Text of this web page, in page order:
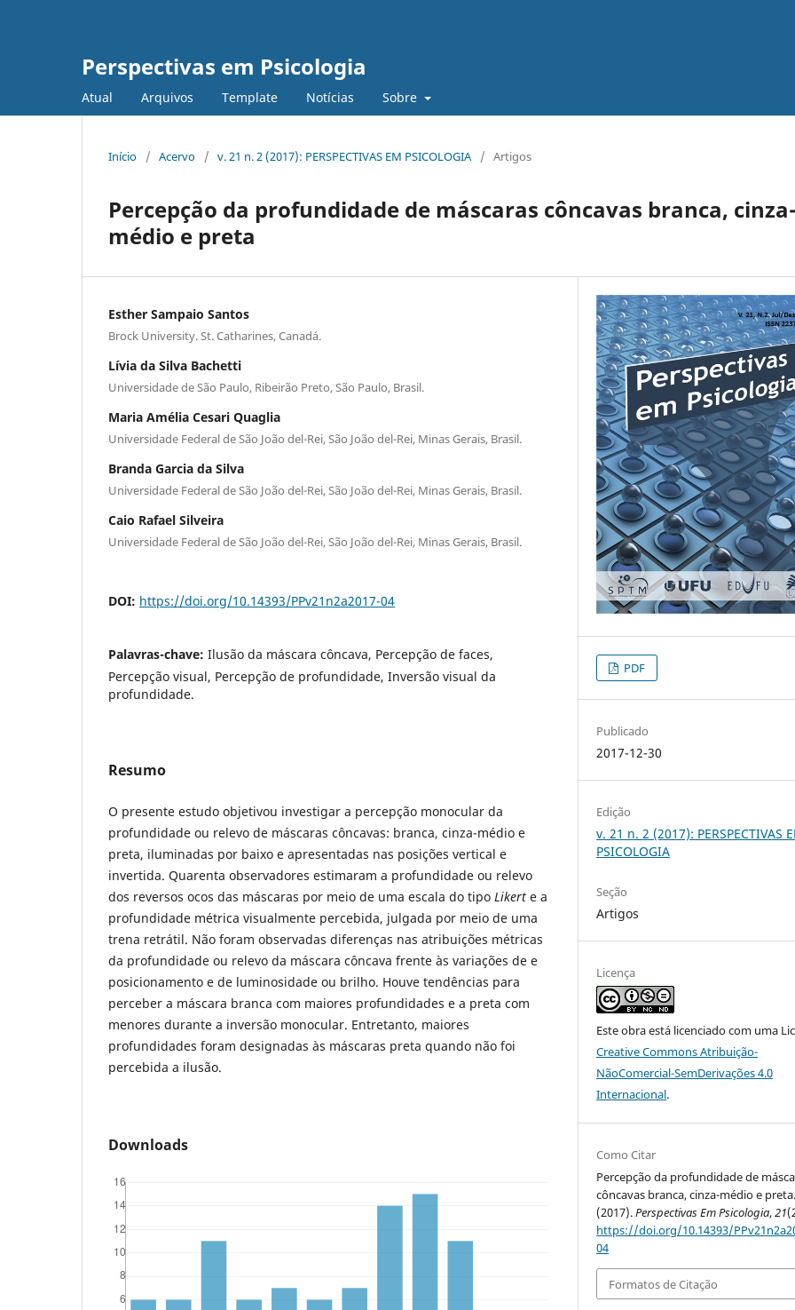
Perspectivas em Psicologia
Atual Arquivos Template Notícias Sobre
Início / Acervo / v. 21 n. 2 (2017): PERSPECTIVAS EM PSICOLOGIA / Artigos
Percepção da profundidade de máscaras côncavas branca, cinza-
médio e preta
Esther Sampaio Santos
Brock University. St. Catharines, Canadá.
Lívia da Silva Bachetti
Universidade de São Paulo, Ribeirão Preto, São Paulo, Brasil.
Maria Amélia Cesari Quaglia
Universidade Federal de São João del-Rei, São João del-Rei, Minas Gerais, Brasil.
Branda Garcia da Silva
Universidade Federal de São João del-Rei, São João del-Rei, Minas Gerais, Brasil.
Caio Rafael Silveira
Universidade Federal de São João del-Rei, São João del-Rei, Minas Gerais, Brasil.
DOI: https://doi.org/10.14393/PPv21n2a2017-04
Palavras-chave: Ilusão da máscara côncava, Percepção de faces,
Percepção visual, Percepção de profundidade, Inversão visual da
profundidade.
Resumo
O presente estudo objetivou investigar a percepção monocular da
profundidade ou relevo de máscaras côncavas: branca, cinza-médio e
preta, iluminadas por baixo e apresentadas nas posições vertical e
invertida. Quarenta observadores estimaram a profundidade ou relevo
dos reversos ocos das máscaras por meio de uma escala do tipo Likert e a
profundidade métrica visualmente percebida, julgada por meio de uma
trena retrátil. Não foram observadas diferenças nas atribuições métricas
da profundidade ou relevo da máscara côncava frente às variações de e
posicionamento e de luminosidade ou brilho. Houve tendências para
perceber a máscara branca com maiores profundidades e a preta com
menores durante a inversão monocular. Entretanto, maiores
profundidades foram designadas às máscaras preta quando não foi
percebida a ilusão.
Downloads
PDF
Publicado
2017-12-30
Edição
v. 21 n. 2 (2017): PERSPECTIVAS
PSICOLOGIA
Seção
Artigos
Licença
Este obra está licenciado com uma
Creative Commons Atribuição-
NãoComercial-SemDerivações 4.0
Internacional.
Como Citar
Percepção da profundidade de
côncavas branca, cinza-médio e preta.
(2017).Perspectivas Em Psicologia,21
https://doi.org/10.14393/
04
Formatos de Citação